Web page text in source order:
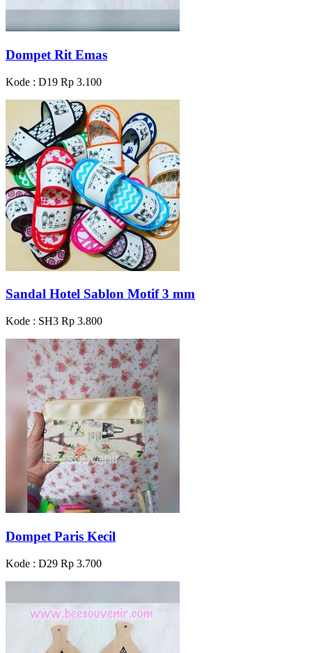
Dompet Rit Emas
Kode : D19 Rp 3.100
Sandal Hotel Sablon Motif 3 mm
Kode : SH3 Rp 3.800
Dompet Paris Kecil
Kode : D29 Rp 3.700